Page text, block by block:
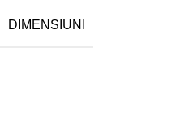
DIMENSIUNI